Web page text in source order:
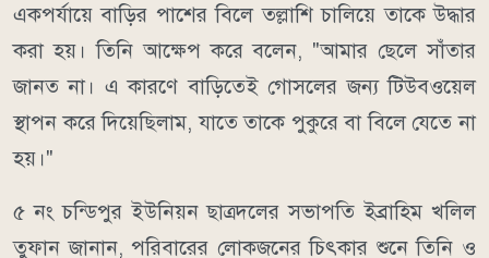
একপর্যায়ে বাড়ির পাশের বিলে তল্লাশি চালিয়ে তাকে উদ্ধার
করা হয়। তিনি আক্ষেপ করে বলেন, "আমার ছেলে সাঁতার
জানত না। এ কারণে বাড়িতেই গোসলের জন্য টিউবওয়েল
স্থাপন করে দিয়েছিলাম, যাতে তাকে পুকুরে বা বিলে যেতে না
হয়।"
৫ নং চন্ডিপুর ইউনিয়ন ছাত্রদলের সভাপতি ইব্রাহিম খলিল
তুফান জানান, পরিবারের লোকজনের চিৎকার শুনে তিনি ও